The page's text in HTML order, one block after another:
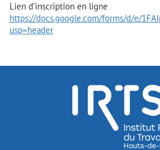
Lien d’inscription en ligne
https://docs.google.com/forms/d/e/
usp=header